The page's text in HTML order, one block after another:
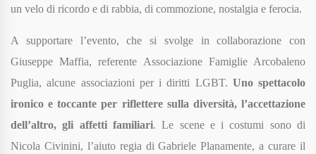
un velo di ricordo e di rabbia, di commozione, nostalgia e ferocia.
A supportare l’evento, che si svolge in collaborazione con
Giuseppe Maffia, referente Associazione Famiglie Arcobaleno
Puglia, alcune associazioni per i diritti LGBT. Uno spettacolo
ironico e toccante per riflettere sulla diversità, l’accettazione
dell’altro, gli affetti familiari. Le scene e i costumi sono di
Nicola Civinini, l’aiuto regia di Gabriele Planamente, a curare il